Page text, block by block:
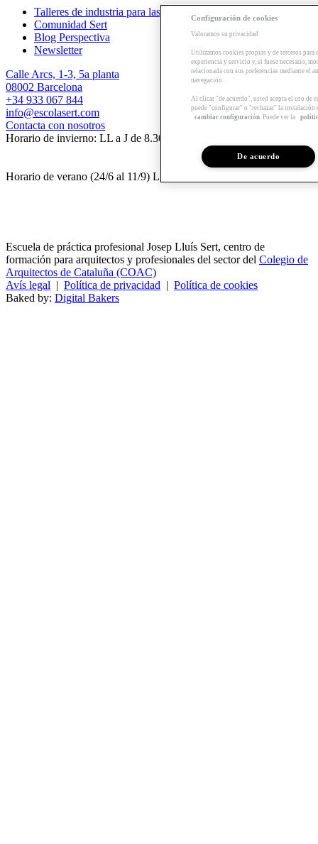
Talleres de industria para las empresas
Comunidad Sert
Blog Perspectiva
Newsletter
Calle Arcs, 1-3, 5a planta
08002 Barcelona
+34 933 067 844
info@escolasert.com
Contacta con nosotros
Horario de invierno: LL a J de 8.30 a 16.30 h / V de 8.30 a 14 h.
Horario de verano (24/6 al 11/9) LL a V de 8.30 a 14 h.
Escuela de práctica profesional Josep Lluís Sert, centro de
formación para arquitectos y profesionales del sector del Colegio de
Arquitectos de Cataluña (COAC)
Avís legal | Política de privacidad | Política de cookies
Baked by: Digital Bakers
Configuración de cookies
Valoramos su privacidad
Utilizamos cookies propias y de terceros para
experiencia y servicio y, si fuese necesario,
relacionada con sus preferencias mediante el
navegación.
Al clicar "de acuerdo", usted acepta el uso de
puede "configurar" o "rechazar" la instalación
cambiar configuración. Puede ver la
De acuerdo